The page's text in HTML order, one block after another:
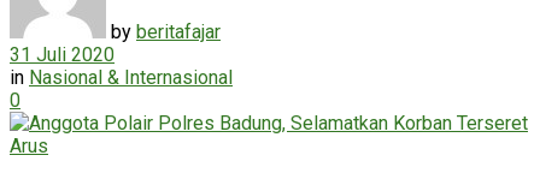
by beritafajar
31 Juli 2020
in Nasional & Internasional
0